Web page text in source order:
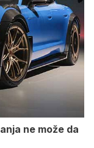
ne može da